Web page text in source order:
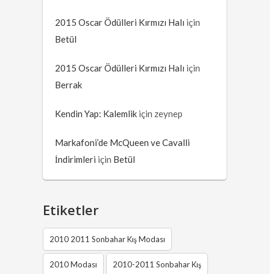
2015 Oscar Ödülleri Kırmızı Halı için
Betül
2015 Oscar Ödülleri Kırmızı Halı için
Berrak
Kendin Yap: Kalemlik için zeynep
Markafoni’de McQueen ve Cavalli
İndirimleri için Betül
Etiketler
2010 2011 Sonbahar Kış Modası
2010 Modası 2010-2011 Sonbahar Kış